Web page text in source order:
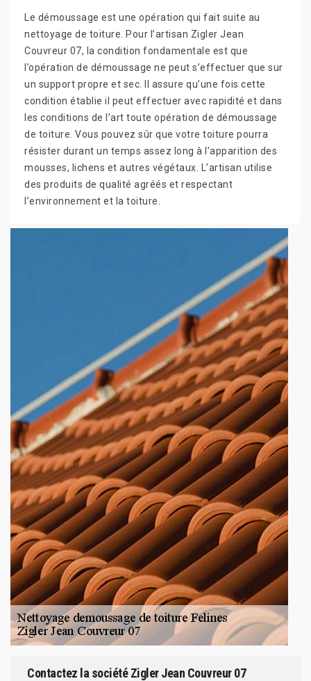
Le démoussage est une opération qui fait suite au
nettoyage de toiture. Pour l’artisan Zigler Jean
Couvreur 07, la condition fondamentale est que
l’opération de démoussage ne peut s’effectuer que sur
un support propre et sec. Il assure qu’une fois cette
condition établie il peut effectuer avec rapidité et dans
les conditions de l’art toute opération de démoussage
de toiture. Vous pouvez sûr que votre toiture pourra
résister durant un temps assez long à l’apparition des
mousses, lichens et autres végétaux. L’artisan utilise
des produits de qualité agréés et respectant
l’environnement et la toiture.
Contactez la société Zigler Jean Couvreur 07